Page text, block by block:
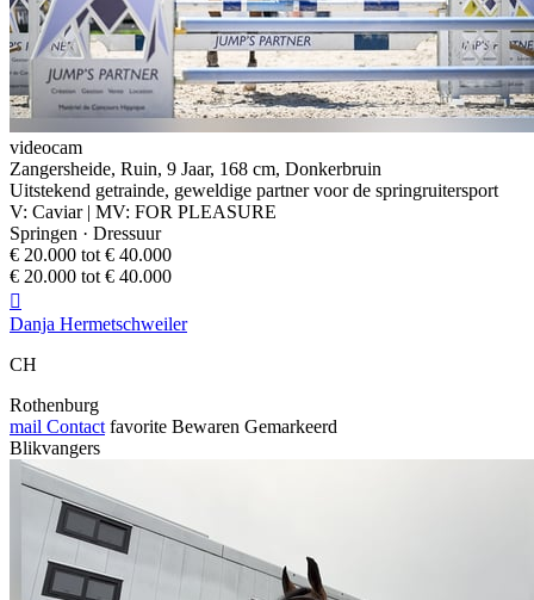
videocam
Zangersheide, Ruin, 9 Jaar, 168 cm, Donkerbruin
Uitstekend getrainde, geweldige partner voor de springruitersport
V: Caviar | MV: FOR PLEASURE
Springen · Dressuur
€ 20.000 tot € 40.000
€ 20.000 tot € 40.000

Danja Hermetschweiler
CH
Rothenburg
mail Contact favorite Bewaren Gemarkeerd
Blikvangers